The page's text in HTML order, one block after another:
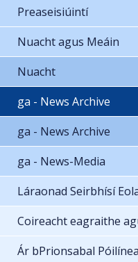
Preaseisiúintí
Nuacht agus Meáin
Nuacht
ga - News Archive
ga - News Archive
ga - News-Media
Láraonad Seirbhísí
Coireacht eagraithe
Ár bPrionsabal